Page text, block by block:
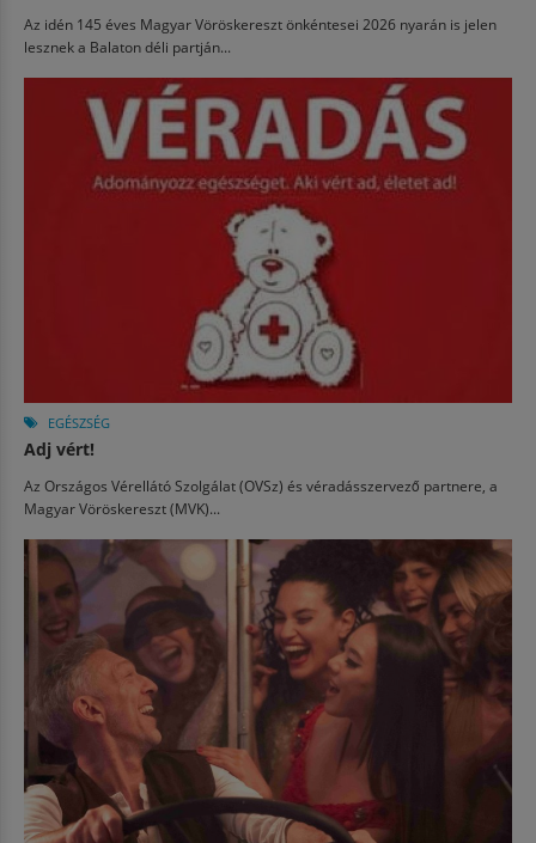
Az idén 145 éves Magyar Vöröskereszt önkéntesei 2026 nyarán is jelen
lesznek a Balaton déli partján...
EGÉSZSÉG
Adj vért!
Az Országos Vérellátó Szolgálat (OVSz) és véradásszervező partnere, a
Magyar Vöröskereszt (MVK)...